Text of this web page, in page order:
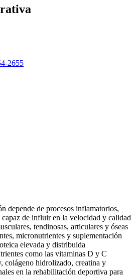
2655
depende de procesos inflamatorios,
de influir en la velocidad y calidad
tendinosas, articulares y óseas
micronutrientes y suplementación
elevada y distribuida
como las vitaminas D y C
colágeno hidrolizado, creatina y
en la rehabilitación deportiva para